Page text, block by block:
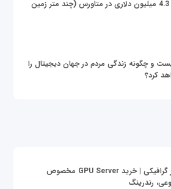
خرید زمین 4.3 میلیون دلاری در متاورس (چند متر زمین
و چگونه زندگی مردم در جهان دیجیتال را
کرد؟
قیمت سرور گرافیکی | خرید GPU Server مخصوص
رندرینگ